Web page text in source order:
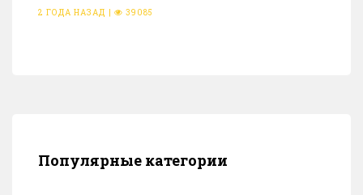
2 ГОДА НАЗАД | 39085
Популярные категории